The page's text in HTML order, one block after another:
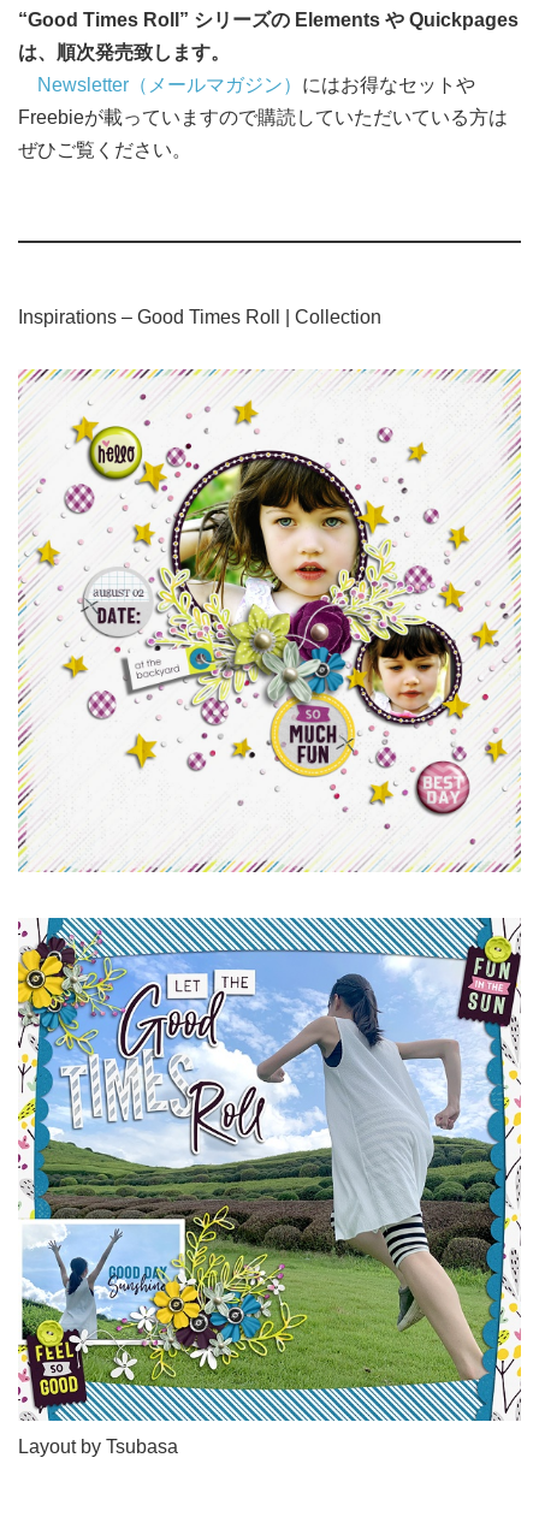
“Good Times Roll” シリーズの Elements や Quickpages
は、順次発売致します。
Newsletter（メールマガジン） にはお得なセットや
Freebieが載っていますので購読していただいている方は
ぜひご覧ください。
Inspirations – Good Times Roll | Collection
Layout by Tsubasa